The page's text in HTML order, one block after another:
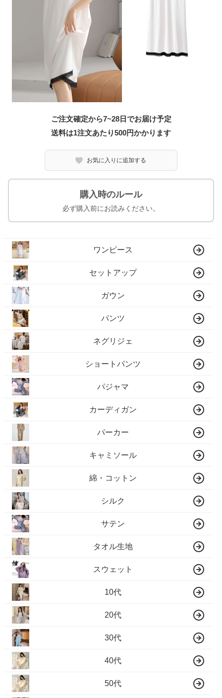
ご注文確定から7~28日でお届け予定
送料は1注文あたり500円かかります
お気に入りに追加する
購入時のルール
必ず購入前にお読みください。
ワンピース
セットアップ
ガウン
パンツ
ネグリジェ
ショートパンツ
パジャマ
カーディガン
パーカー
キャミソール
綿・コットン
シルク
サテン
タオル生地
スウェット
10代
20代
30代
40代
50代